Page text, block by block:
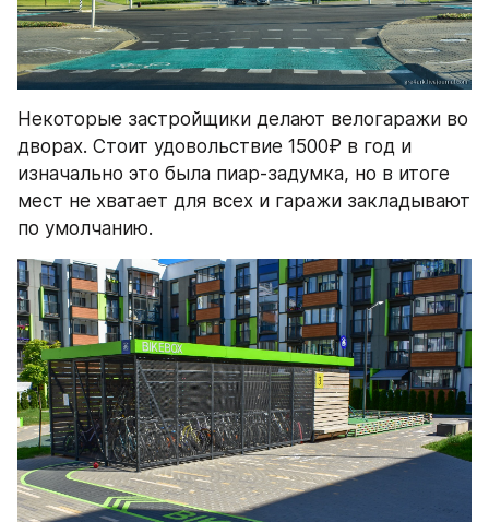
Некоторые застройщики делают велогаражи во
дворах. Стоит удовольствие 1500₽ в год и
изначально это была пиар-задумка, но в итоге
мест не хватает для всех и гаражи закладывают
по умолчанию.